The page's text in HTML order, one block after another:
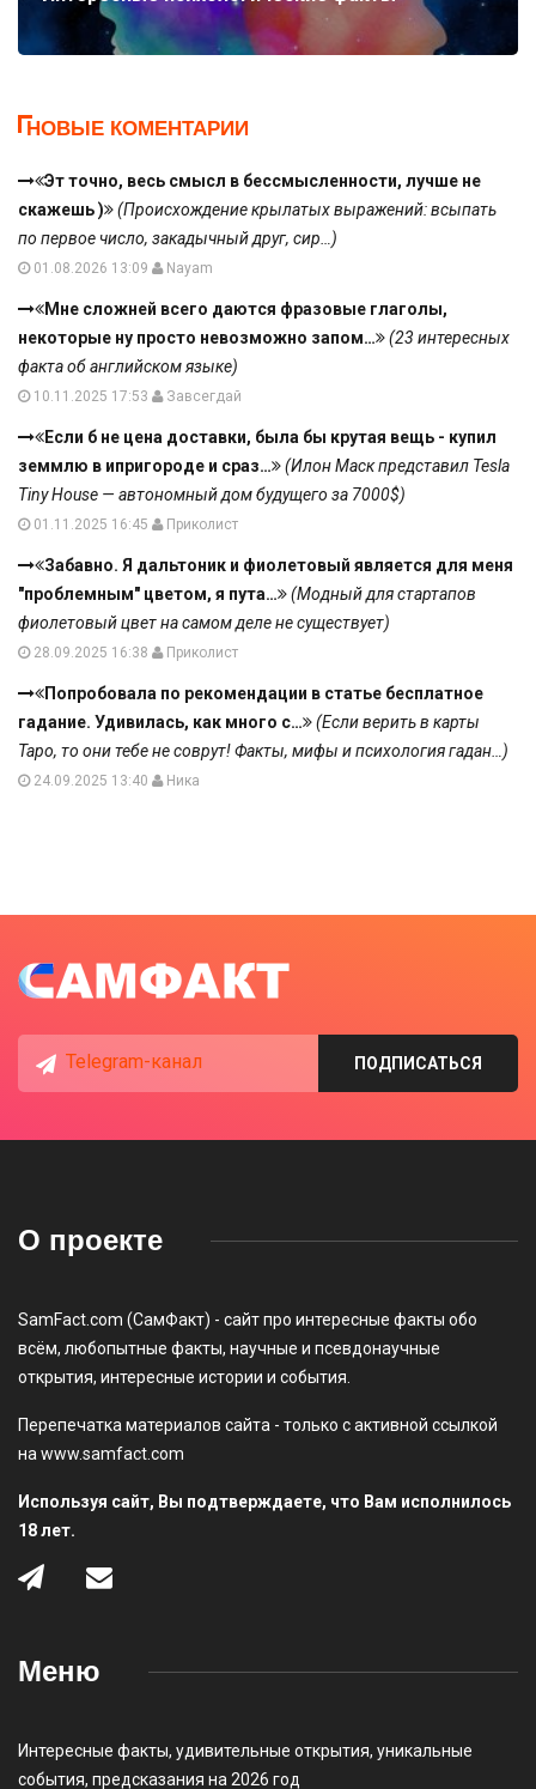
НОВЫЕ КОМЕНТАРИИ
Эт точно, весь смысл в бессмысленности, лучше не
скажешь )
(Происхождение крылатых выражений: всыпать
по первое число, закадычный друг, сир…)
01.08.2026 13:09 Nayam
Мне сложней всего даются фразовые глаголы,
некоторые ну просто невозможно запом…
(23 интересных
факта об английском языке)
10.11.2025 17:53 Завсегдай
Если б не цена доставки, была бы крутая вещь - купил
земмлю в ипригороде и сраз…
(Илон Маск представил Tesla
Tiny House — автономный дом будущего за 7000$)
01.11.2025 16:45 Приколист
Забавно. Я дальтоник и фиолетовый является для меня
"проблемным" цветом, я пута…
(Модный для стартапов
фиолетовый цвет на самом деле не существует)
28.09.2025 16:38 Приколист
Попробовала по рекомендации в статье бесплатное
гадание. Удивилась, как много с…
(Если верить в карты
Таро, то они тебе не соврут! Факты, мифы и психология гадан…)
24.09.2025 13:40 Ника
Telegram-канал ПОДПИСАТЬСЯ
О проекте
SamFact.com (СамФакт) - сайт про интересные факты обо
всём, любопытные факты, научные и псевдонаучные
открытия, интересные истории и события.
Перепечатка материалов сайта - только с активной ссылкой
на www.samfact.com
Используя сайт, Вы подтверждаете, что Вам исполнилось
18 лет.
Меню
Интересные факты, удивительные открытия, уникальные
события, предсказания на 2026 год